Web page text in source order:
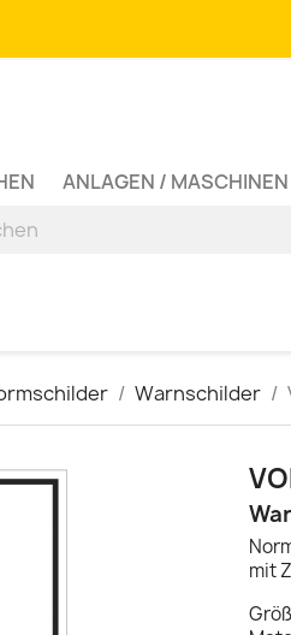
ANLAGEN / MASCHINEN
Warnschilder
mit